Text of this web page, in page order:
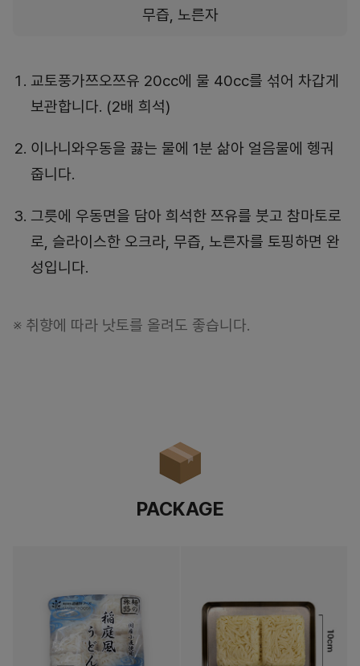
무즙, 노른자
교토풍가쯔오쯔유 20cc에 물 40cc를 섞어 차갑게
보관합니다. (2배 희석)
이나니와우동을 끓는 물에 1분 삶아 얼음물에 헹궈
줍니다.
그릇에 우동면을 담아 희석한 쯔유를 붓고 참마토로
로, 슬라이스한 오크라, 무즙, 노른자를 토핑하면 완
성입니다.
※ 취향에 따라 낫토를 올려도 좋습니다.
PACKAGE